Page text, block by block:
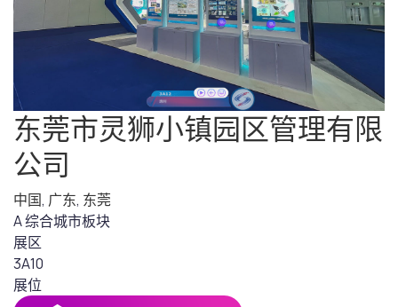
东莞市灵狮小镇园区管理有限
公司
中国, 广东, 东莞
A 综合城市板块
展区
3A10
展位